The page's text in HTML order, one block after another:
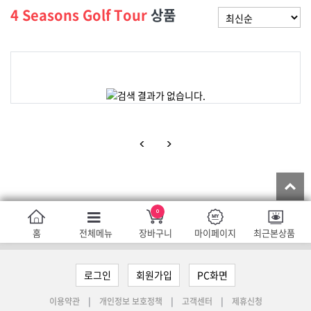
4 Seasons Golf Tour상품
< >
홈 전체메뉴 장바구니 마이페이지 최근본상품
로그인 회원가입 PC화면
이용약관 개인정보 보호정책 고객센터 제휴신청